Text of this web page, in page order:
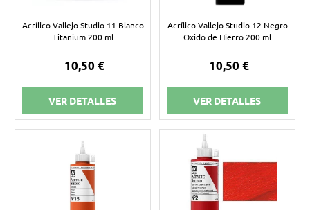
Acrílico Vallejo Studio 11 Blanco
Titanium 200 ml
10,50 €
VER DETALLES
Acrílico Vallejo Studio 12 Negro
Oxido de Hierro 200 ml
10,50 €
VER DETALLES